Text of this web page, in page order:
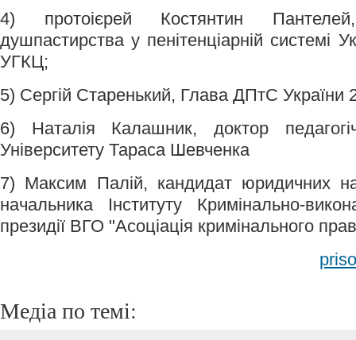
4) протоієрей Костянтин
душпастирства у пенітенціарній системі
УГКЦ;
5) Сергій Старенький, Глава ДПтС України
6) Наталія Калашник, доктор
Університету Тараса Шевченка
7) Максим Палій, кандидат юридичних
начальника Інституту Кримінально-
президії ВГО "Асоціація кримінального
Медіа по темі: